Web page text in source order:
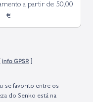
a partir de 50,00
€
info GPSR ]
se favorito entre os
do Senko está na